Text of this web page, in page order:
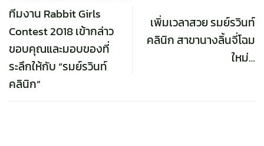
ทีมงาน Rabbit Girls
Contest 2018 เข้ากล่าว
ขอบคุณและมอบของที่
ระลึกให้กับ “รมย์รวินท์
คลินิก”
เพิ่มเวลาสวย รมย์รวินท์
คลินิก สาขานางลิ้นจี่โฉม
ใหม่…